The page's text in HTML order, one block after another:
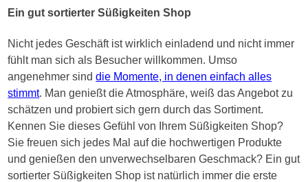
Ein gut sortierter Süßigkeiten Shop
Nicht jedes Geschäft ist wirklich einladend und nicht immer
fühlt man sich als Besucher willkommen. Umso
angenehmer sinddie Momente, in denen einfach alles
stimmt. Man genießt die Atmosphäre, weiß das Angebot zu
schätzen und probiert sich gern durch das Sortiment.
Kennen Sie dieses Gefühl von Ihrem Süßigkeiten Shop?
Sie freuen sich jedes Mal auf die hochwertigen Produkte
und genießen den unverwechselbaren Geschmack? Ein gut
sortierter Süßigkeiten Shop ist natürlich immer die erste